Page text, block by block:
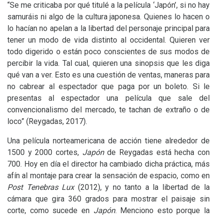
“Se me criticaba por qué titulé a la película ‘Japón’, si no hay
samuráis ni algo de la cultura japonesa. Quienes lo hacen o
lo hacían no apelan a la libertad del personaje principal para
tener un modo de vida distinto al occidental. Quieren ver
todo digerido o están poco conscientes de sus modos de
percibir la vida. Tal cual, quieren una sinopsis que les diga
qué van a ver. Esto es una cuestión de ventas, maneras para
no cabrear al espectador que paga por un boleto. Si le
presentas al espectador una película que sale del
convencionalismo del mercado, te tachan de extraño o de
loco” (Reygadas, 2017).
Una película norteamericana de acción tiene alrededor de
1500 y 2000 cortes, Japónde Reygadas está hecha con
700. Hoy en día el director ha cambiado dicha práctica, más
afín al montaje para crear la sensación de espacio, como en
Post Tenebras Lux (2012), y no tanto a la libertad de la
cámara que gira 360 grados para mostrar el paisaje sin
corte, como sucede en Japón. Menciono esto porque la